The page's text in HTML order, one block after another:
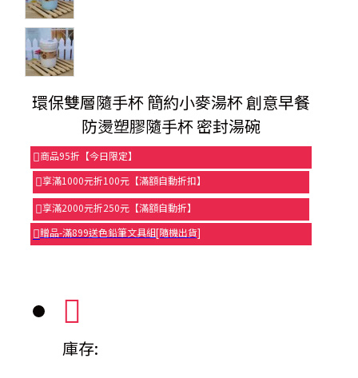
環保雙層隨手杯 簡約小麥湯杯 創意早餐
防燙塑膠隨手杯 密封湯碗
商品95折【今日限定】
享滿1000元折100元【滿額自動折扣】
享滿2000元折250元【滿額自動折】
贈品-滿899送色鉛筆文具組[隨機出貨]
庫存: